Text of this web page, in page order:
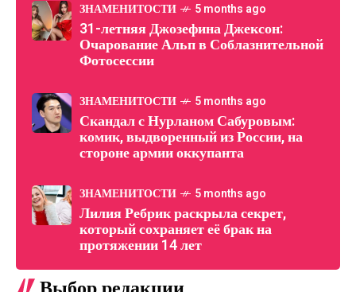
ЗНАМЕНИТОСТИ 5 months ago
31-летняя Джозефина Джексон:
Очарование Альп в Соблазнительной
Фотосессии
ЗНАМЕНИТОСТИ 5 months ago
Скандал с Нурланом Сабуровым:
комик, выдворенный из России, на
стороне армии оккупанта
ЗНАМЕНИТОСТИ 5 months ago
Лилия Ребрик раскрыла секрет,
который сохраняет её брак на
протяжении 14 лет